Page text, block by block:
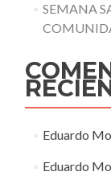
SEMANA
Eduardo
Eduardo